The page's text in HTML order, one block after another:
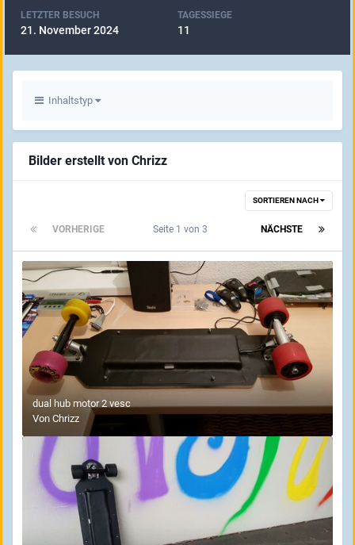
LETZTER BESUCH
21. November 2024
TAGESSIEGE
11
Inhaltstyp
Bilder erstellt von Chrizz
SORTIEREN NACH
VORHERIGE NÄCHSTE
Seite 1 von 3
dual hub motor 2 vesc
Von Chrizz